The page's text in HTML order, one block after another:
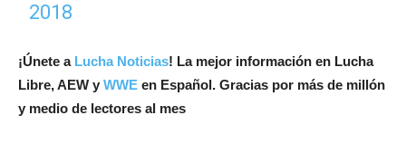
2018
¡Únete a Lucha Noticias! La mejor información en Lucha
Libre, AEW y WWE en Español. Gracias por más de millón
y medio de lectores al mes